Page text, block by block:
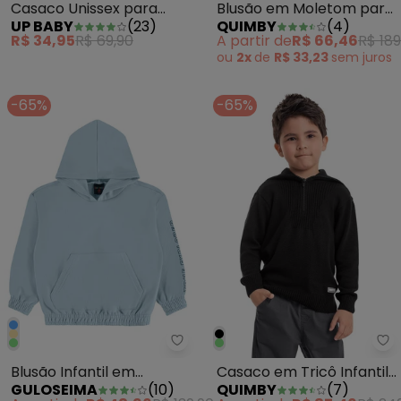
Casaco Unissex para
Bebê Laranja
UP BABY (23)
R$ 34,95R$ 69,90
Blusão em Moletom para
Menino Preto
QUIMBY (4)
A partir deR$ 66,46R$
ou 2x de R$ 33,23 sem juros
-65%
Guloseima - Blusão Infantil em
Blusão Infantil em
Moletom Felpado Azul
GULOSEIMA (10)
-65%
Casaco em Tricô Infantil
Menino Preto
QUIMBY (7)